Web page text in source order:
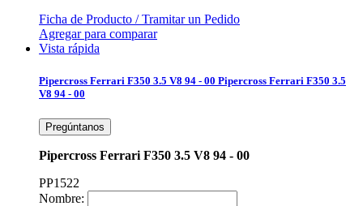
Ficha de Producto / Tramitar un Pedido
Agregar para comparar
Vista rápida
Pipercross Ferrari F350 3.5 V8 94 - 00 Pipercross Ferrari F350 3.5
V8 94 - 00
Pregúntanos
Pipercross Ferrari F350 3.5 V8 94 - 00
PP1522
Nombre: